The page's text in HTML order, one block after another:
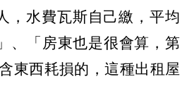
，水費瓦斯自己繳，平均
、「房東也是很會算，第
東西耗損的，這種出租屋